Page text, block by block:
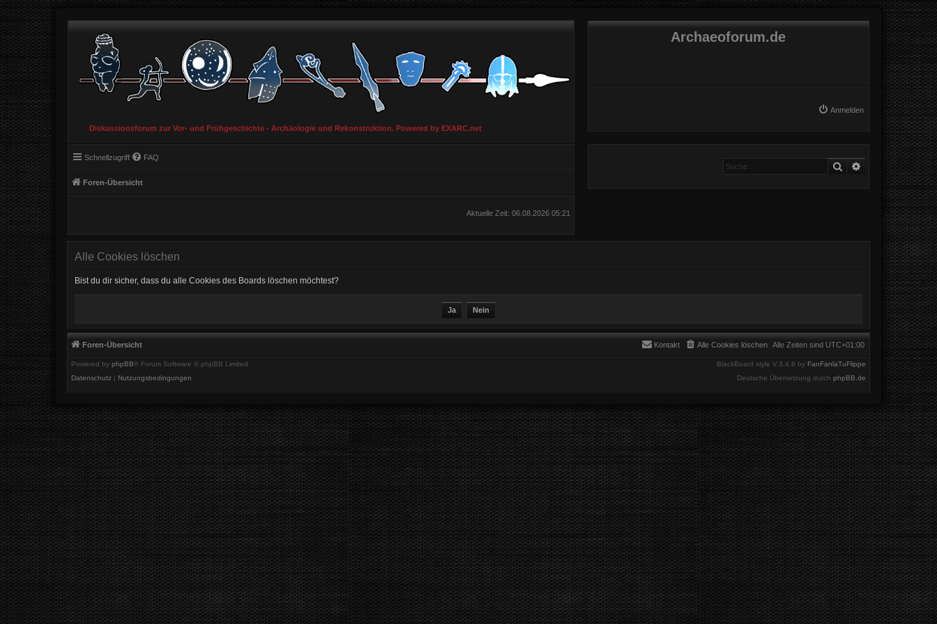
Diskussionsforum zur Vor- und Frühgeschichte - Archäologie und Rekonstruktion. Powered by EXARC.net
Archaeoforum.de
Anmelden
Schnellzugriff FAQ
Foren-Übersicht
Suche Erweiterte Suche
Aktuelle Zeit: 06.08.2026 05:21
Alle Cookies löschen
Bist du dir sicher, dass du alle Cookies des Boards löschen möchtest?
Foren-Übersicht Alle Zeiten sind UTC+01:00
Alle Cookies löschen
Kontakt
Powered by phpBB® Forum Software © phpBB Limited BlackBoard style V.3.4.6 by FanFanlaTuFlippe
Deutsche Übersetzung durch phpBB.de
Datenschutz Nutzungsbedingungen